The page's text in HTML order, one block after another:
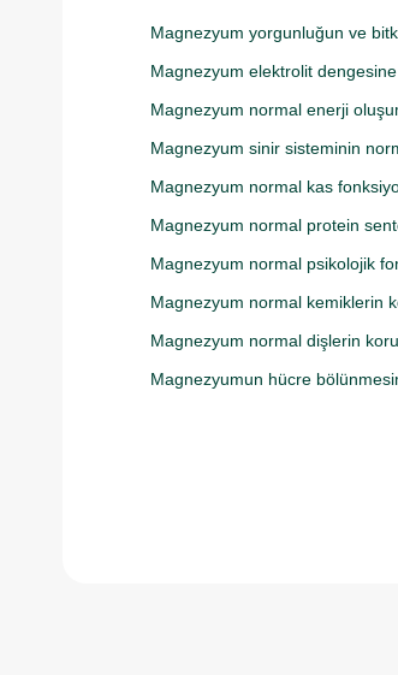
Magnezyum yorgunluğun ve
Magnezyum elektrolit dengesine
Magnezyum normal enerji
Magnezyum sinir sisteminin
Magnezyum normal kas
Magnezyum normal protein
Magnezyum normal psikolojik
Magnezyum normal kemiklerin
Magnezyum normal dişlerin
Magnezyumun hücre